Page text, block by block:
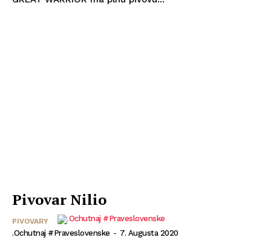
Pivovar Nilio
PIVOVARY
.Ochutnaj #praveslovenske - 7. Augusta 2020